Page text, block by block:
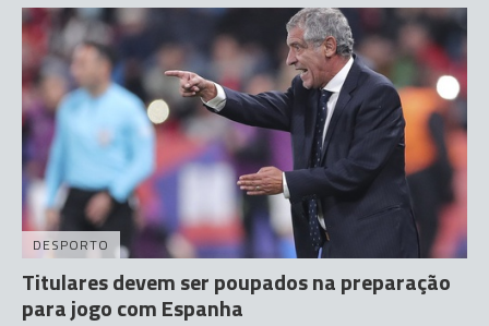
DESPORTO
Titulares devem ser poupados na preparação
para jogo com Espanha